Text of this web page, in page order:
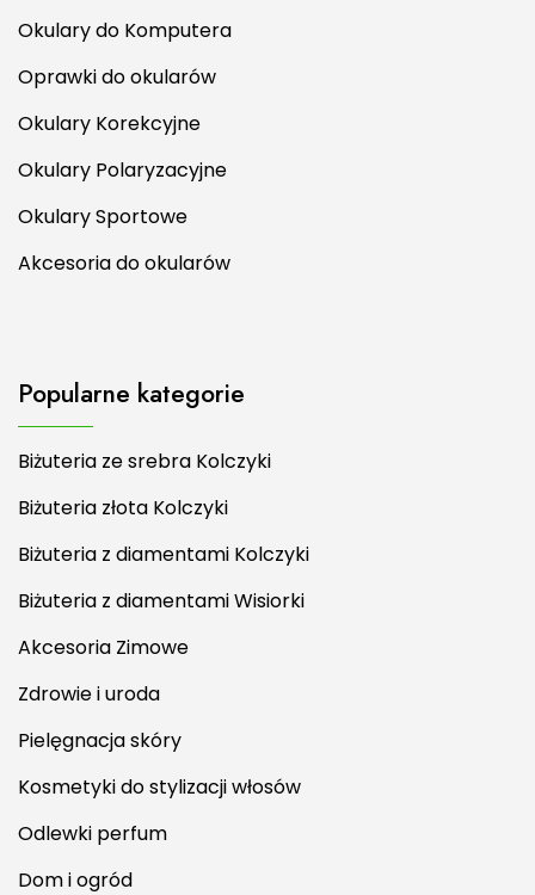
Okulary do Komputera
Oprawki do okularów
Okulary Korekcyjne
Okulary Polaryzacyjne
Okulary Sportowe
Akcesoria do okularów
Popularne kategorie
Biżuteria ze srebra Kolczyki
Biżuteria złota Kolczyki
Biżuteria z diamentami Kolczyki
Biżuteria z diamentami Wisiorki
Akcesoria Zimowe
Zdrowie i uroda
Pielęgnacja skóry
Kosmetyki do stylizacji włosów
Odlewki perfum
Dom i ogród